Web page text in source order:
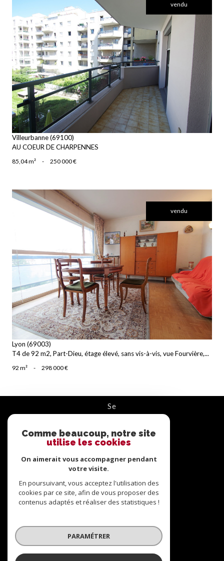
vendu
voir le bien
Villeurbanne (69100)
AU COEUR DE CHARPENNES
85,04 m² - 250 000 €
vendu
voir le bien
Lyon (69003)
T4 de 92 m2, Part-Dieu, étage élevé, sans vis-à-vis, vue Fourvière,...
92 m² - 298 000 €
se
connecter
ESPACE PROPRIÉTAIRE
nous
suivre
adhérons
Comme beaucoup, notre site
utilise les cookies
On aimerait vous accompagner pendant
votre visite.
En poursuivant, vous acceptez l'utilisation des
cookies par ce site, afin de vous proposer des
contenus adaptés et réaliser des statistiques !
PARAMÉTRER